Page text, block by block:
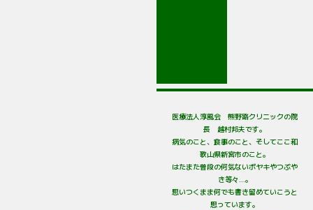
医療法人淳風会 熊野路クリニックの院
長 越村邦夫です。
病気のこと、食事のこと、そしてここ和
歌山県新宮市のこと。
はたまた普段の何気ないボヤキやつぶや
き等々…。
思いつくまま何でも書き留めていこうと
思っています。